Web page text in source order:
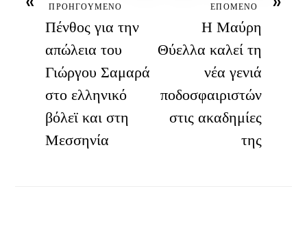
ΠΡΟΗΓΟΥΜΕΝΟ
Πένθος για την
απώλεια του
Γιώργου Σαμαρά
στο ελληνικό
βόλεϊ και στη
Μεσσηνία
ΕΠΟΜΕΝΟ
Η Μαύρη
Θύελλα καλεί τη
νέα γενιά
ποδοσφαιριστών
στις ακαδημίες
της